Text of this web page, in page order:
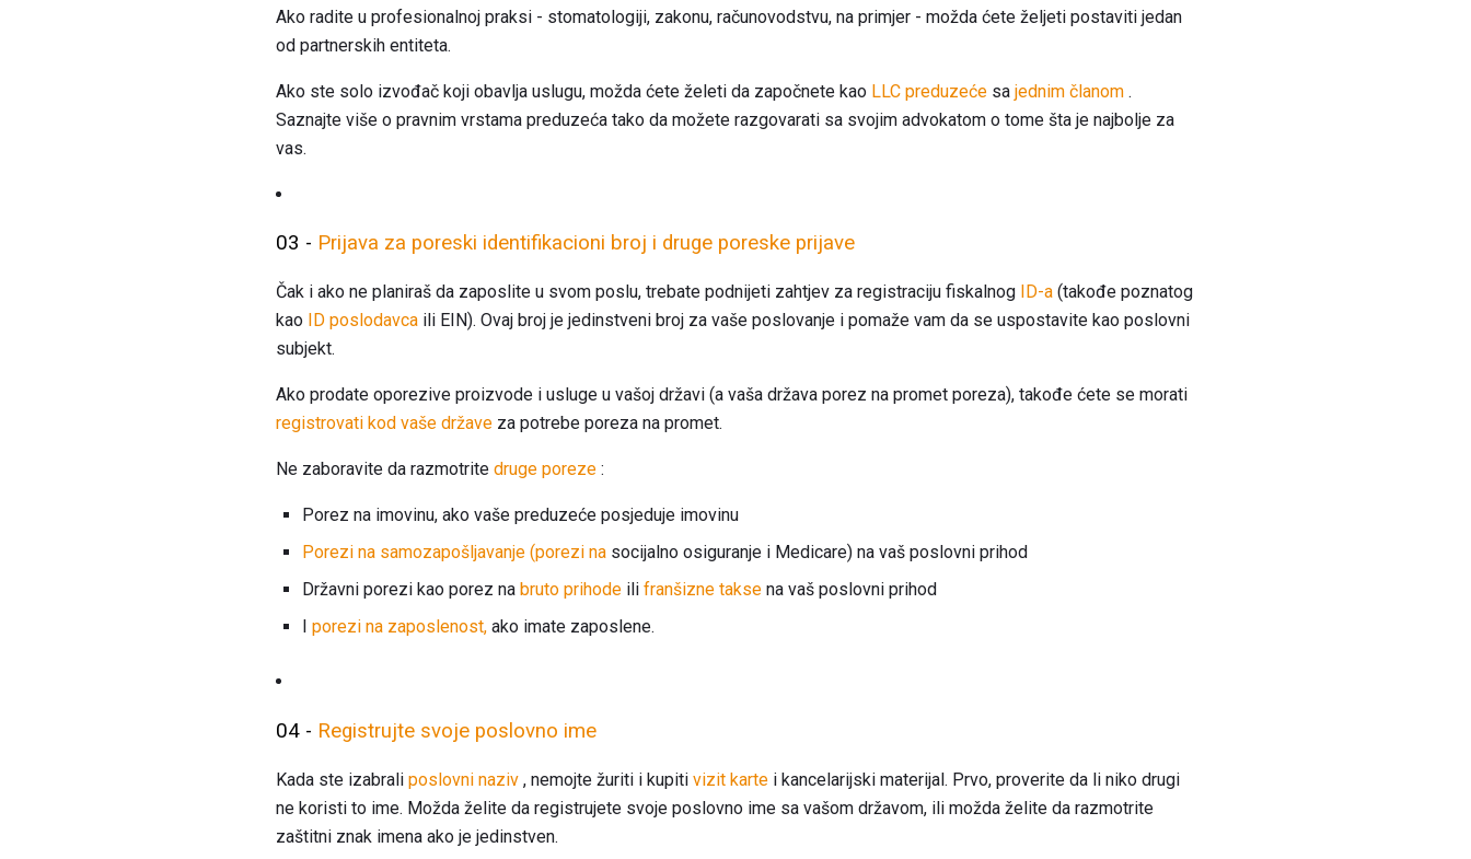
Ako radite u profesionalnoj praksi - stomatologiji, zakonu, računovodstvu, na primjer - možda ćete željeti postaviti jedan
od partnerskih entiteta.
Ako ste solo izvođač koji obavlja uslugu, možda ćete želeti da započnete kao LLC preduzeće sa jednim članom .
Saznajte više o pravnim vrstama preduzeća tako da možete razgovarati sa svojim advokatom o tome šta je najbolje za
vas.
03 - Prijava za poreski identifikacioni broj i druge poreske prijave
Čak i ako ne planiraš da zaposlite u svom poslu, trebate podnijeti zahtjev za registraciju fiskalnog ID-a (takođe poznatog
kao ID poslodavca ili EIN). Ovaj broj je jedinstveni broj za vaše poslovanje i pomaže vam da se uspostavite kao poslovni
subjekt.
Ako prodate oporezive proizvode i usluge u vašoj državi (a vaša država porez na promet poreza), takođe ćete se morati
registrovati kod vaše države za potrebe poreza na promet.
Ne zaboravite da razmotrite druge poreze :
Porez na imovinu, ako vaše preduzeće posjeduje imovinu
Porezi na samozapošljavanje (porezi na socijalno osiguranje i Medicare) na vaš poslovni prihod
Državni porezi kao porez na bruto prihode ili franšizne takse na vaš poslovni prihod
I porezi na zaposlenost, ako imate zaposlene.
04 - Registrujte svoje poslovno ime
Kada ste izabrali poslovni naziv , nemojte žuriti i kupiti vizit karte i kancelarijski materijal. Prvo, proverite da li niko drugi
ne koristi to ime. Možda želite da registrujete svoje poslovno ime sa vašom državom, ili možda želite da razmotrite
zaštitni znak imena ako je jedinstven.